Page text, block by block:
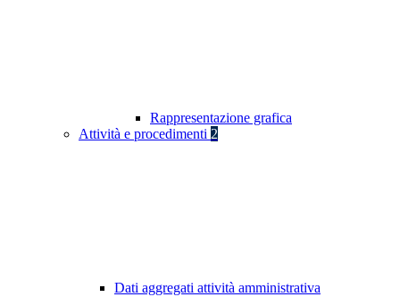
Rappresentazione grafica
Attività e procedimenti 2
Dati aggregati attività amministrativa